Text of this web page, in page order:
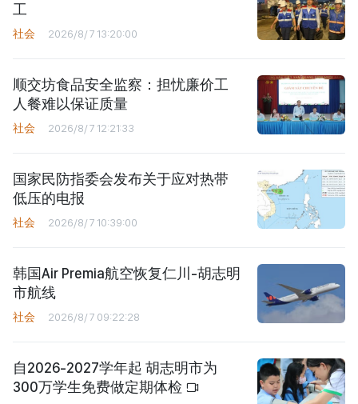
工
社会 2026/8/7 13:20:00
顺交坊食品安全监察：担忧廉价工
人餐难以保证质量
社会 2026/8/7 12:21:33
国家民防指委会发布关于应对热带
低压的电报
社会 2026/8/7 10:39:00
韩国Air Premia航空恢复仁川-胡志明
市航线
社会 2026/8/7 09:22:28
自2026-2027学年起 胡志明市为
300万学生免费做定期体检